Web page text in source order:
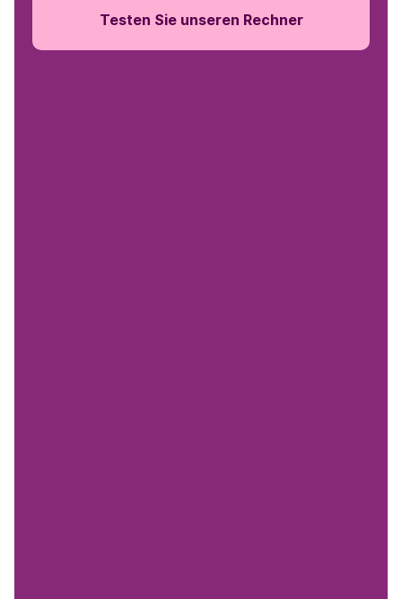
Testen Sie unseren Rechner